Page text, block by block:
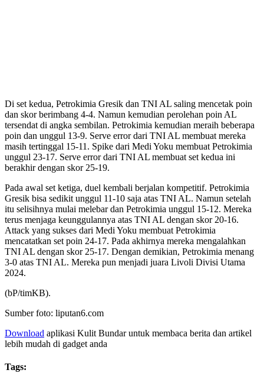
Di set kedua, Petrokimia Gresik dan TNI AL saling mencetak poin
dan skor berimbang 4-4. Namun kemudian perolehan poin AL
tersendat di angka sembilan. Petrokimia kemudian meraih beberapa
poin dan unggul 13-9. Serve error dari TNI AL membuat mereka
masih tertinggal 15-11. Spike dari Medi Yoku membuat Petrokimia
unggul 23-17. Serve error dari TNI AL membuat set kedua ini
berakhir dengan skor 25-19.
Pada awal set ketiga, duel kembali berjalan kompetitif. Petrokimia
Gresik bisa sedikit unggul 11-10 saja atas TNI AL. Namun setelah
itu selisihnya mulai melebar dan Petrokimia unggul 15-12. Mereka
terus menjaga keunggulannya atas TNI AL dengan skor 20-16.
Attack yang sukses dari Medi Yoku membuat Petrokimia
mencatatkan set poin 24-17. Pada akhirnya mereka mengalahkan
TNI AL dengan skor 25-17. Dengan demikian, Petrokimia menang
3-0 atas TNI AL. Mereka pun menjadi juara Livoli Divisi Utama
2024.
(bP/timKB).
Sumber foto: liputan6.com
Download aplikasi Kulit Bundar untuk membaca berita dan artikel
lebih mudah di gadget anda
Tags: